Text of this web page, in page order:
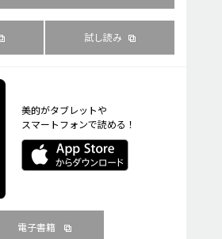
試し読み
美的がタブレットや
スマートフォンで読める！
電子書籍